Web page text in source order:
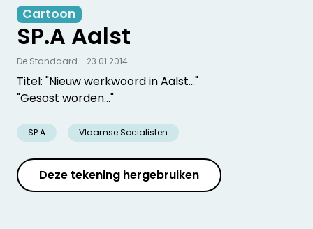
Cartoon
SP.A Aalst
Titel: "Nieuw werkwoord in Aalst..."
"Gesost worden..."
SP.A Vlaamse Socialisten
De Standaard - 23.01.2014
Deze tekening hergebruiken